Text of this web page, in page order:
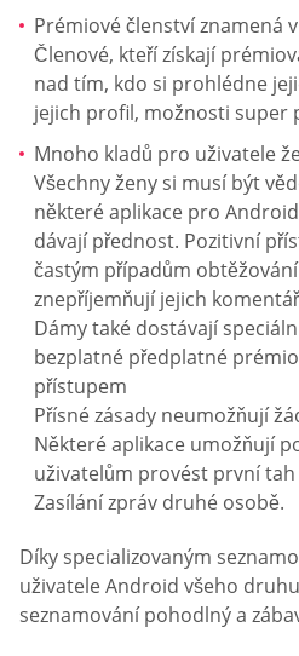
Prémiové členství znamená
Členové, kteří získají
nad tím, kdo si prohlédne
jejich profil, možnosti super
Mnoho kladů pro uživatele
Všechny ženy si musí být
některé aplikace pro
dávají přednost. Pozitivní
častým případům
znepříjemňují jejich
Dámy také dostávají
bezplatné předplatné
přístupem
Přísné zásady neumožňují
Některé aplikace umožňují
uživatelům provést první
Zasílání zpráv druhé osobě.
Díky specializovaným
uživatele Android všeho
seznamování pohodlný a